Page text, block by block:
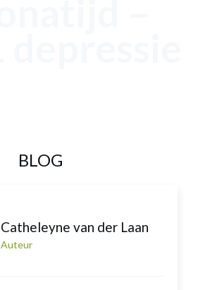
BLOG
Catheleyne van der Laan
Auteur